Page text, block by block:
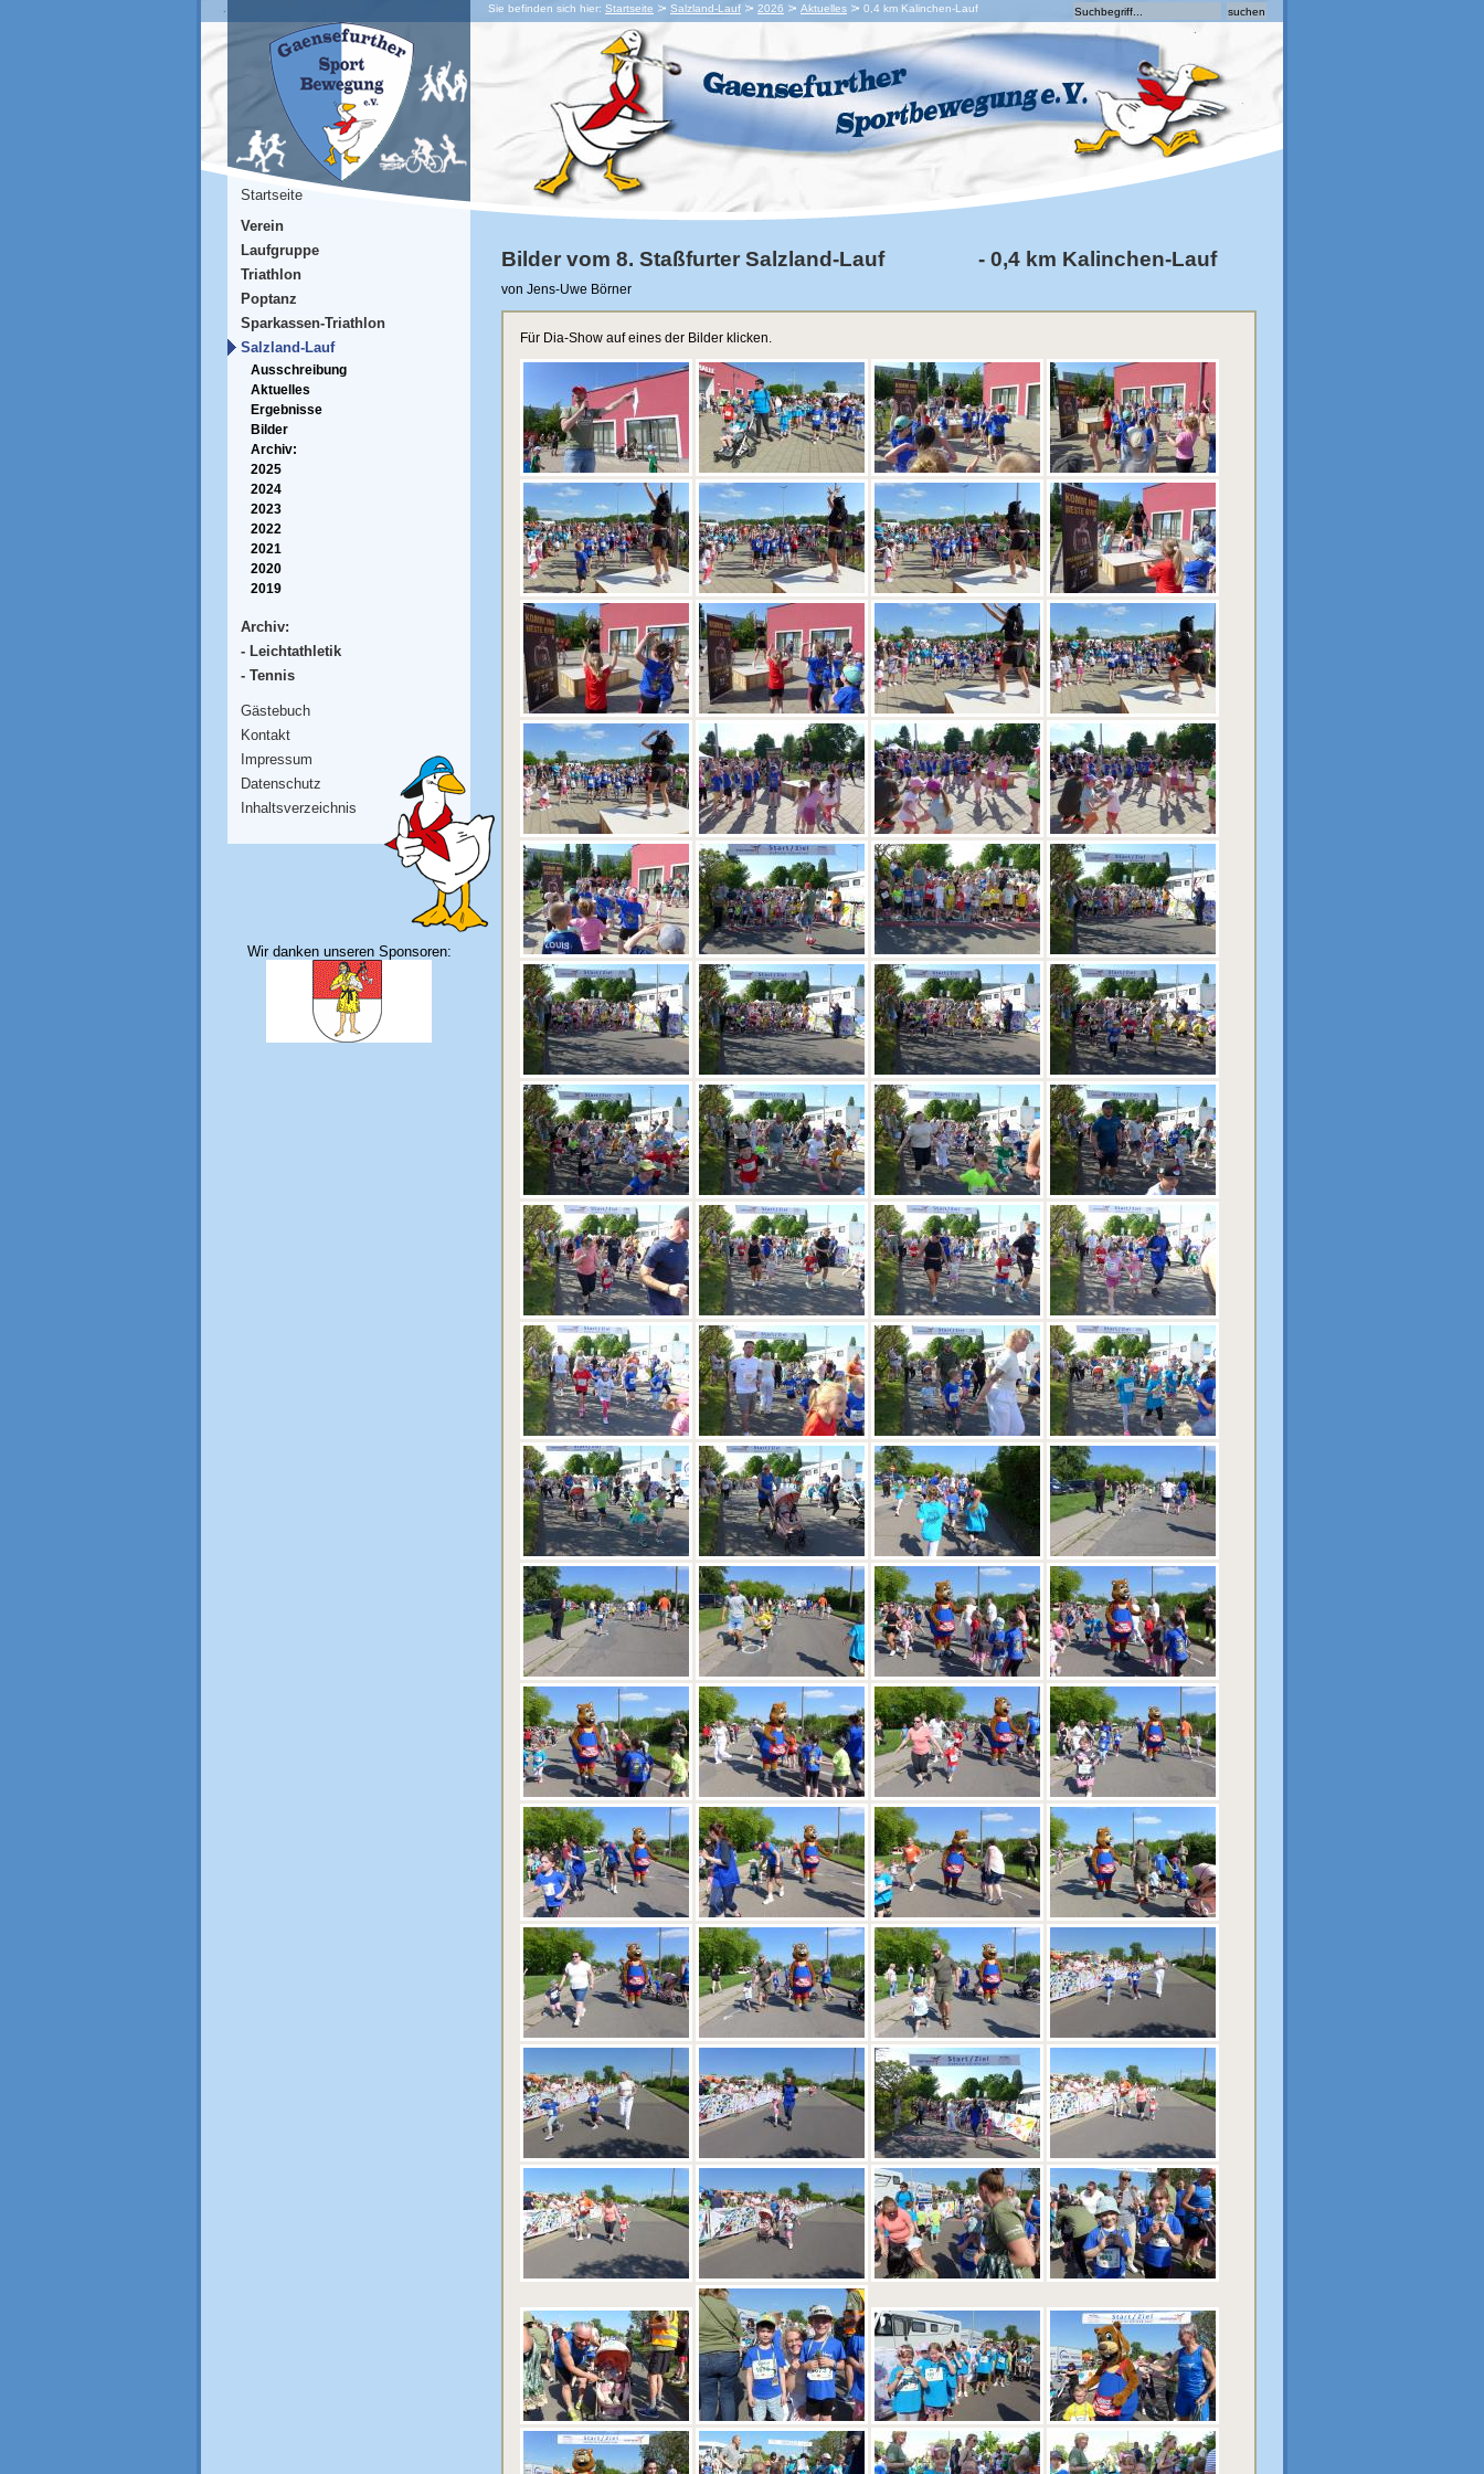
Sie befinden sich hier: Startseite Salzland-Lauf 2026 Aktuelles 0,4 km Kalinchen-Lauf
Startseite
Verein
Laufgruppe
Triathlon
Poptanz
Sparkassen-Triathlon
Salzland-Lauf
Ausschreibung
Aktuelles
Ergebnisse
Bilder
Archiv:
2025
2024
2023
2022
2021
2020
2019
Archiv:
- Leichtathletik
- Tennis
Gästebuch
Kontakt
Impressum
Datenschutz
Inhaltsverzeichnis
Wir danken unseren Sponsoren:
Bilder vom 8. Staßfurter Salzland-Lauf - 0,4 km Kalinchen-Lauf
von Jens-Uwe Börner
Für Dia-Show auf eines der Bilder klicken.